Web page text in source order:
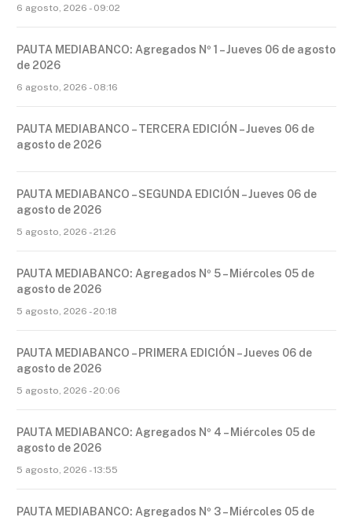
6 agosto, 2026 - 09:02
PAUTA MEDIABANCO: Agregados Nº 1 – Jueves 06 de agosto
de 2026
6 agosto, 2026 - 08:16
PAUTA MEDIABANCO – TERCERA EDICIÓN – Jueves 06 de
agosto de 2026
PAUTA MEDIABANCO – SEGUNDA EDICIÓN – Jueves 06 de
agosto de 2026
5 agosto, 2026 - 21:26
PAUTA MEDIABANCO: Agregados Nº 5 – Miércoles 05 de
agosto de 2026
5 agosto, 2026 - 20:18
PAUTA MEDIABANCO – PRIMERA EDICIÓN – Jueves 06 de
agosto de 2026
5 agosto, 2026 - 20:06
PAUTA MEDIABANCO: Agregados Nº 4 – Miércoles 05 de
agosto de 2026
5 agosto, 2026 - 13:55
PAUTA MEDIABANCO: Agregados Nº 3 – Miércoles 05 de